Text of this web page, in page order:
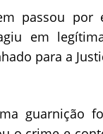
passou por
em
para a
guarnição